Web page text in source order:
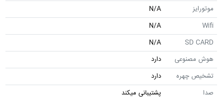
N/A
دارد
چهره
دارد
پشتیبانی میکند